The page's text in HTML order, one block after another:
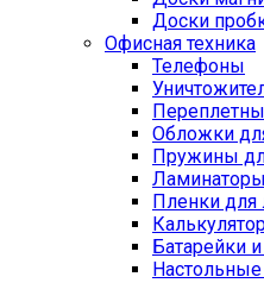
Доски
Офисная техника
Телефоны
Обложки
Пружины
Ламинаторы
Пленки для
Батарейки